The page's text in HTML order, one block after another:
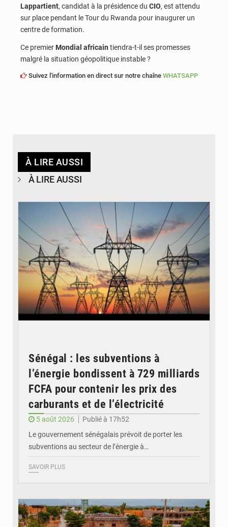
Lappartient, candidat à la présidence du CIO, est attendu
sur place pendant le Tour du Rwanda pour inaugurer un
centre de formation.
Ce premier Mondial africain tiendra-t-il ses promesses
malgré la situation géopolitique instable ?
Suivez l'information en direct sur notre chaîne WHATSAPP
À LIRE AUSSI
À LIRE AUSSI
Sénégal : les subventions à
l’énergie bondissent à 729 milliards
FCFA pour contenir les prix des
carburants et de l’électricité
5 août 2026
Publié à 17h52
Le gouvernement sénégalais prévoit de porter les
subventions au secteur de l’énergie à…
SAVOIR PLUS